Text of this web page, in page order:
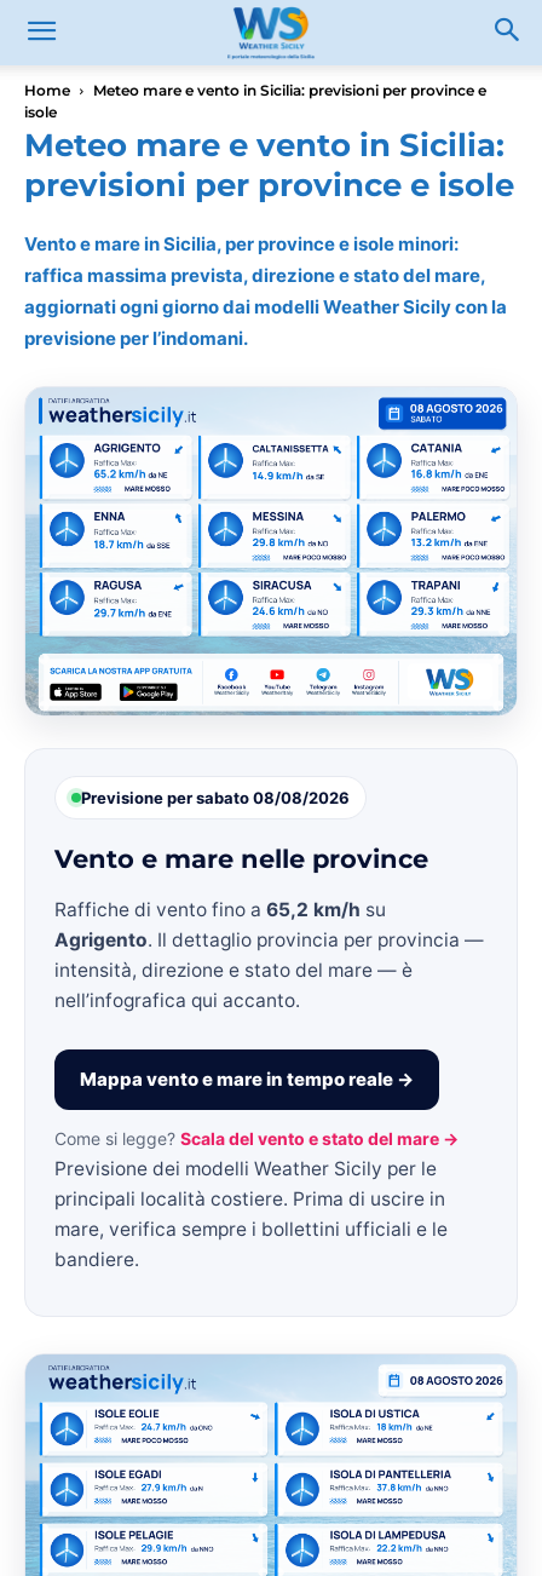
Home
Meteo mare e vento in Sicilia: previsioni per province e
isole
Meteo mare e vento in Sicilia:
previsioni per province e isole
Vento e mare in Sicilia, per province e isole minori:
raffica massima prevista, direzione e stato del mare,
aggiornati ogni giorno dai modelli Weather Sicily con la
previsione per l’indomani.
Previsione per sabato 08/08/2026
Vento e mare nelle province
Raffiche di vento fino a 65,2 km/h su
Agrigento. Il dettaglio provincia per provincia —
intensità, direzione e stato del mare — è
nell’infografica qui accanto.
Mappa vento e mare in tempo reale →
Come si legge? Scala del vento e stato del mare →
Previsione dei modelli Weather Sicily per le
principali località costiere. Prima di uscire in
mare, verifica sempre i bollettini ufficiali e le
bandiere.